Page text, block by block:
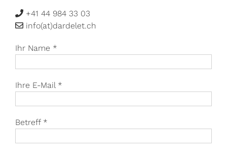
+41 44 984 33 03
info(at)dardelet.ch
Ihr Name *
Ihre E-Mail *
Betreff *